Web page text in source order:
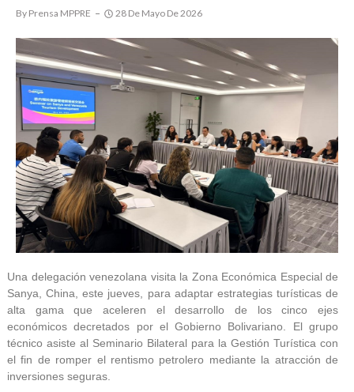
By Prensa MPPRE 28 De Mayo De 2026
Una delegación venezolana visita la Zona Económica Especial de
Sanya, China, este jueves, para adaptar estrategias turísticas de
alta gama que aceleren el desarrollo de los cinco ejes
económicos decretados por el Gobierno Bolivariano. El grupo
técnico asiste al Seminario Bilateral para la Gestión Turística con
el fin de romper el rentismo petrolero mediante la atracción de
inversiones seguras.